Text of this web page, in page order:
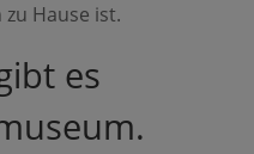
Hause ist.
es